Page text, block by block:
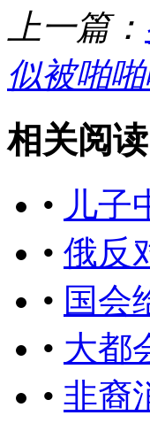
上一篇：
似被啪
相关阅读
• 儿子
• 俄反
• 国会
• 大都
• 非裔